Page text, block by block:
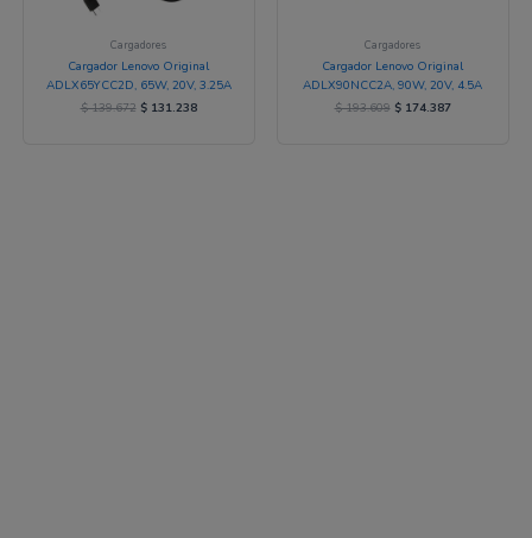
Cargadores
Cargador Lenovo Original
ADLX65YCC2D, 65W, 20V, 3.25A
$139.672 $131.238
Cargadores
Cargador Lenovo Original
ADLX90NCC2A, 90W, 20V, 4.5A
$193.609 $174.387